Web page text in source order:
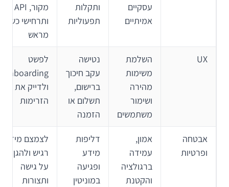
עסקיים
אמיתיים
ותקלות
תפעוליות
מקור, API
ותרחישי כשל
מראש
UX
השלמת
משימות
מהירה
ושימור
משתמשים
נטישה
עקב חיכוך
ברישום,
תשלום או
הזמנה
לפשט
onboarding
ולדייק את
הזרימות
אבטחה
ופרטיות
אמון,
עמידה
ברגולציה
והקטנת
דליפות
מידע
ופגיעה
במוניטין
לצמצם מידע
רגיש ולהגן
על גישה
ותצורות